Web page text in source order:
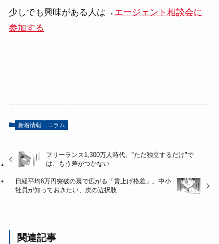
少しでも興味がある人は→ エージェント相談会に
参加する
新着情報 コラム
フリーランス1,300万人時代。"ただ独立するだけ"で
は、もう差がつかない
日経平均6万円突破の裏で広がる「賃上げ格差」。中小
社員が知っておきたい、次の選択肢
関連記事